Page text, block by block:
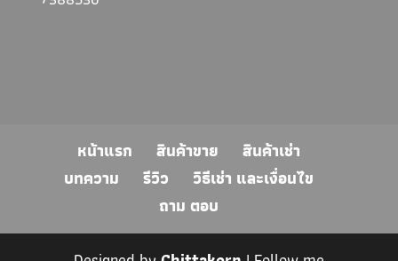
หน้าแรก สินค้าขาย
สินค้าเช่า
บทความ
รีวิว
วิธีเช่า และเงื่อนไข
ถาม ตอบ